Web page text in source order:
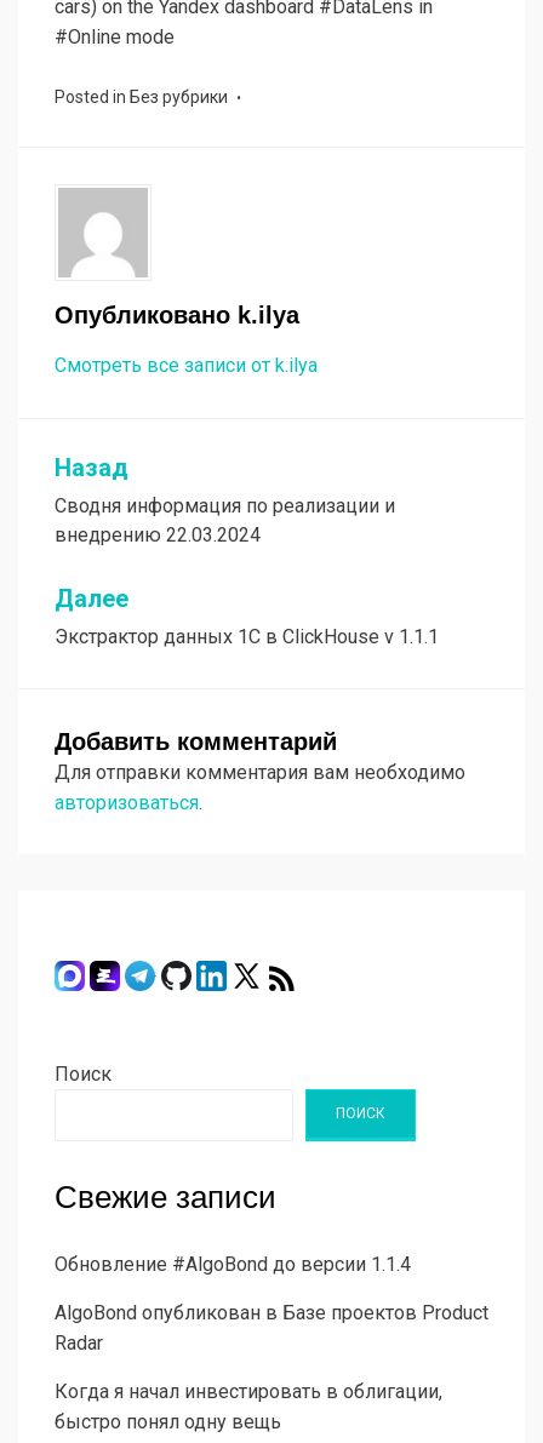
cars) on the Yandex dashboard #DataLens in
#Online mode
Posted in Без рубрики
Опубликовано k.ilya
Смотреть все записи от k.ilya
Навигация
по
записям
Назад
Сводня информация по реализации и
внедрению 22.03.2024
Далее
Экстрактор данных 1С в ClickHouse v 1.1.1
Добавить комментарий
Для отправки комментария вам необходимо
авторизоваться.
Поиск
ПОИСК
Свежие записи
Обновление #AlgoBond до версии 1.1.4
AlgoBond опубликован в Базе проектов Product
Radar
Когда я начал инвестировать в облигации,
быстро понял одну вещь